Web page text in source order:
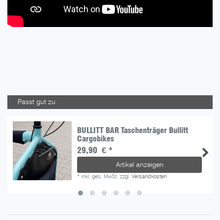
Passt gut zu
BULLITT BAR Taschenträger Bullitt
Cargobikes
29,90 € *
Artikel anzeigen
*inkl. ges. MwSt. zzgl.Versandkosten